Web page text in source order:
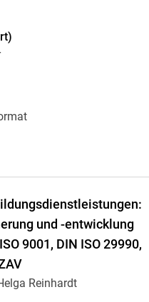
und -entwicklung
9001, DIN ISO 29990,
Reinhardt